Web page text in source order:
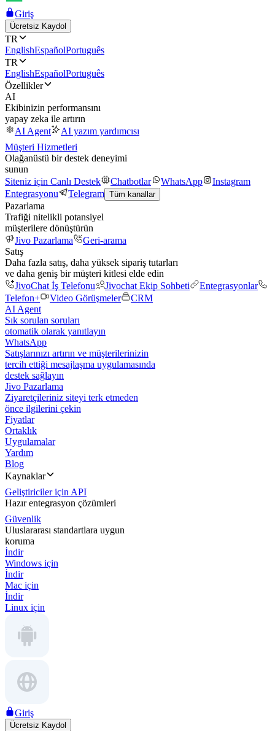
Giriş
Ücretsiz Kaydol
TR
EnglishEspañolPortuguês
TR
EnglishEspañolPortuguês
Özellikler
AI
Ekibinizin performansını
yapay zeka ile artırın
AI Agent
AI yazım yardımcısı
Müşteri Hizmetleri
Olağanüstü bir destek deneyimi
sunun
Siteniz için Canlı Destek
Chatbotlar WhatsApp
Instagram
Entegrasyonu
Telegram Tüm kanallar
Pazarlama
Trafiği nitelikli potansiyel
müşterilere dönüştürün
Jivo Pazarlama
Geri-arama
Satış
Daha fazla satış, daha yüksek sipariş tutarları
ve daha geniş bir müşteri kitlesi elde edin
JivoChat İş Telefonu
Jivochat Ekip Sohbeti
Entegrasyonlar
Telefon+
Video Görüşmeler
CRM
AI Agent
Sık sorulan soruları
otomatik olarak yanıtlayın
WhatsApp
Satışlarınızı artırın ve müşterilerinizin
tercih ettiği mesajlaşma uygulamasında
destek sağlayın
Jivo Pazarlama
Ziyaretçileriniz siteyi terk etmeden
önce ilgilerini çekin
Fiyatlar
Ortaklık
Uygulamalar
Yardım
Blog
Kaynaklar
Geliştiriciler için API
Hazır entegrasyon çözümleri
Güvenlik
Uluslararası standartlara uygun
koruma
İndir
Windows için
İndir
Mac için
İndir
Linux için
Giriş
Ücretsiz Kaydol